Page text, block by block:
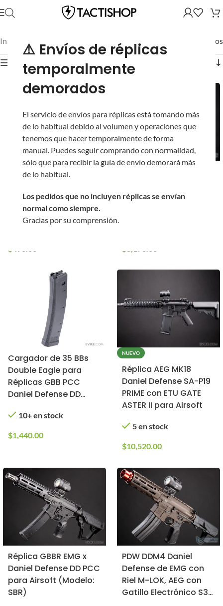
⚠️ Envíos de réplicas
temporalmente
demorados
El servicio de envíos para réplicas está tomando más
de lo habitual debido al volumen y operaciones que
tenemos que hacer temporalmente de forma
manual. Puedes seguir comprando con normalidad,
sólo que para recibir la guía de envío demorará más
de lo habitual.
Los pedidos que no incluyen réplicas se envían
normal como siempre.
Gracias por su comprensión.
Inicio Mostrando los 23 resultados
Mostrar filtros
Cargador Midcap de
Defense para M4 de
Airsoft AEG / Polímero
Gearbox CYMA
Cargador de 35 BBs
Double Eagle para
Réplicas GBB PCC
Daniel Defense DD
10+ en stock
$1,440.00
NUEVO
Réplica AEG MK18
Daniel Defense SA-P19
PRIME con ETU GATE
ASTER II para Airsoft
5 en stock
$10,520.00
Réplica GBBR EMG x
Daniel Defense DD PCC
para Airsoft (Modelo:
SBR)
PDW DDM4 Daniel
Defense de EMG con
Riel M-LOK, AEG con
Gatillo Electrónico S3